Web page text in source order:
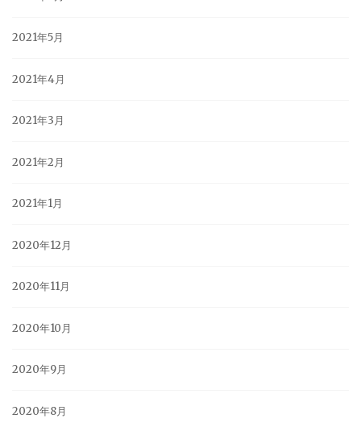
2021年5月
2021年4月
2021年3月
2021年2月
2021年1月
2020年12月
2020年11月
2020年10月
2020年9月
2020年8月